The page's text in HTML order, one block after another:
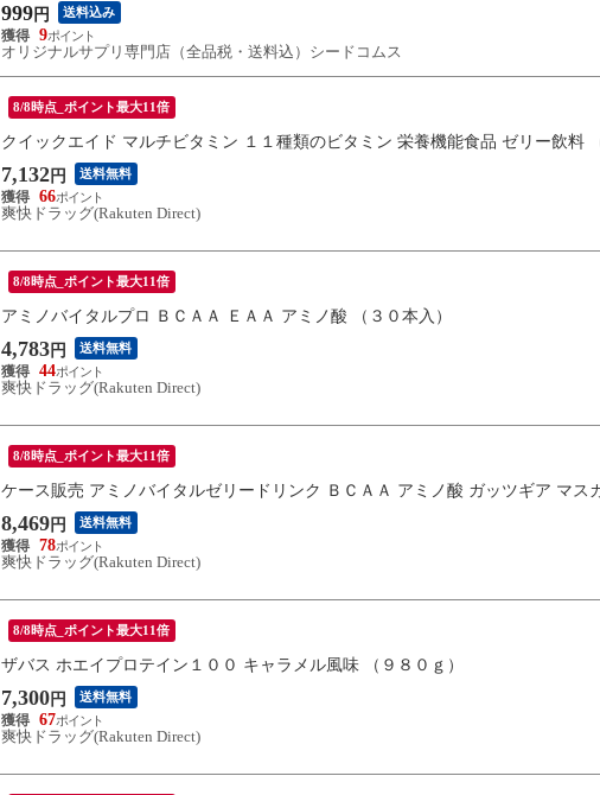
999 円 送料込み
9
オリジナルサプリ専門店（全品税・送料込）シードコムス
8/8時点_ポイント最大11倍
クイックエイド マルチビタミン １１種類のビタミン 栄養機能食品 ゼリー飲料
7,132 円 送料無料
66
爽快ドラッグ(Rakuten Direct)
8/8時点_ポイント最大11倍
アミノバイタルプロ ＢＣＡＡ ＥＡＡ アミノ酸 （３０本入）
4,783 円 送料無料
44
爽快ドラッグ(Rakuten Direct)
8/8時点_ポイント最大11倍
ケース販売 アミノバイタルゼリードリンク ＢＣＡＡ アミノ酸 ガッツギア マス
8,469 円 送料無料
78
爽快ドラッグ(Rakuten Direct)
8/8時点_ポイント最大11倍
ザバス ホエイプロテイン１００ キャラメル風味 （９８０ｇ）
7,300 円 送料無料
67
爽快ドラッグ(Rakuten Direct)